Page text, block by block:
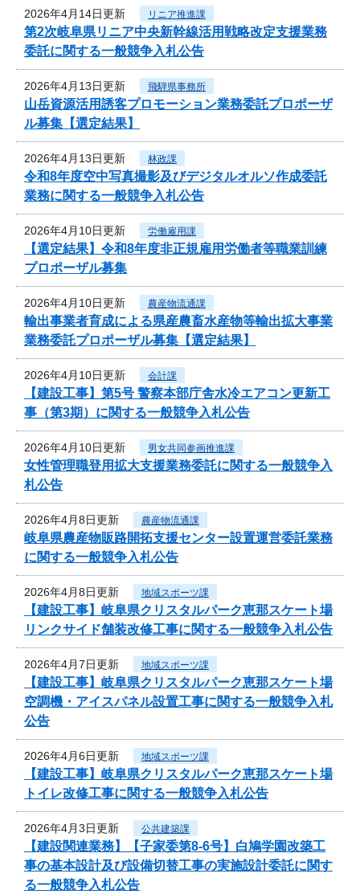
2026年4月14日更新 リニア推進課
第2次岐阜県リニア中央新幹線活用戦略改定支援業務
委託に関する一般競争入札公告
2026年4月13日更新 飛騨県事務所
山岳資源活用誘客プロモーション業務委託プロポーザ
ル募集【選定結果】
2026年4月13日更新 林政課
令和8年度空中写真撮影及びデジタルオルソ作成委託
業務に関する一般競争入札公告
2026年4月10日更新 労働雇用課
【選定結果】令和8年度非正規雇用労働者等職業訓練
プロポーザル募集
2026年4月10日更新 農産物流通課
輸出事業者育成による県産農畜水産物等輸出拡大事業
業務委託プロポーザル募集【選定結果】
2026年4月10日更新 会計課
【建設工事】第5号 警察本部庁舎水冷エアコン更新工
事（第3期）に関する一般競争入札公告
2026年4月10日更新 男女共同参画推進課
女性管理職登用拡大支援業務委託に関する一般競争入
札公告
2026年4月8日更新 農産物流通課
岐阜県農産物販路開拓支援センター設置運営委託業務
に関する一般競争入札公告
2026年4月8日更新 地域スポーツ課
【建設工事】岐阜県クリスタルパーク恵那スケート場
リンクサイド舗装改修工事に関する一般競争入札公告
2026年4月7日更新 地域スポーツ課
【建設工事】岐阜県クリスタルパーク恵那スケート場
空調機・アイスパネル設置工事に関する一般競争入札
公告
2026年4月6日更新 地域スポーツ課
【建設工事】岐阜県クリスタルパーク恵那スケート場
トイレ改修工事に関する一般競争入札公告
2026年4月3日更新 公共建築課
【建設関連業務】【子家委第8-6号】白鳩学園改築工
事の基本設計及び設備切替工事の実施設計委託に関す
る一般競争入札公告